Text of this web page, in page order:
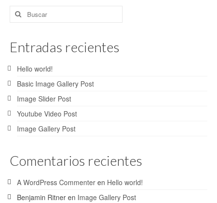
Buscar
por:
Entradas recientes
Hello world!
Basic Image Gallery Post
Image Slider Post
Youtube Video Post
Image Gallery Post
Comentarios recientes
A WordPress Commenter en Hello world!
Benjamin Ritner en Image Gallery Post